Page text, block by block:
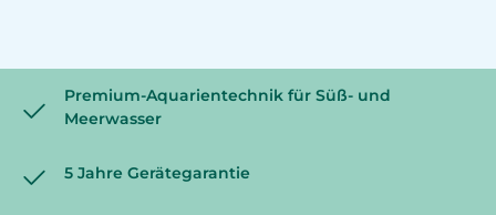
Premium-Aquarientechnik für Süß- und
Meerwasser
5 Jahre Gerätegarantie